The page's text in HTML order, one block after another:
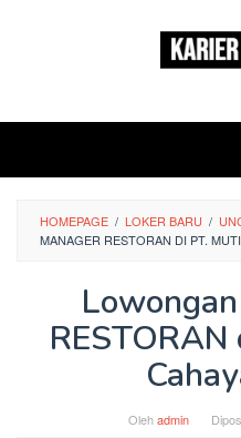
HOMEPAGE / LOKER BARU /
MANAGER RESTORAN DI PT.
Olehadmin